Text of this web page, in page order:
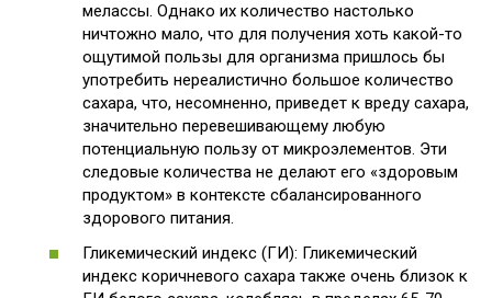
мелассы. Однако их количество настолько
ничтожно мало, что для получения хоть какой-то
ощутимой пользы для организма пришлось бы
употребить нереалистично большое количество
сахара, что, несомненно, приведет к вреду сахара,
значительно перевешивающему любую
потенциальную пользу от микроэлементов. Эти
следовые количества не делают его «здоровым
продуктом» в контексте сбалансированного
здорового питания.
Гликемический индекс (ГИ): Гликемический
индекс коричневого сахара также очень близок к